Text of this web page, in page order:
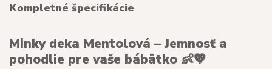
Kompletné špecifikácie
Minky deka Mentolová – Jemnosť a
pohodlie pre vaše bábätko 👶💖